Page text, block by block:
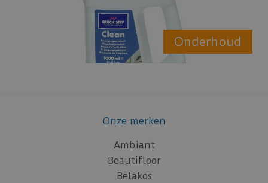
Onderhoud
Onze merken
Ambiant
Beautifloor
Belakos